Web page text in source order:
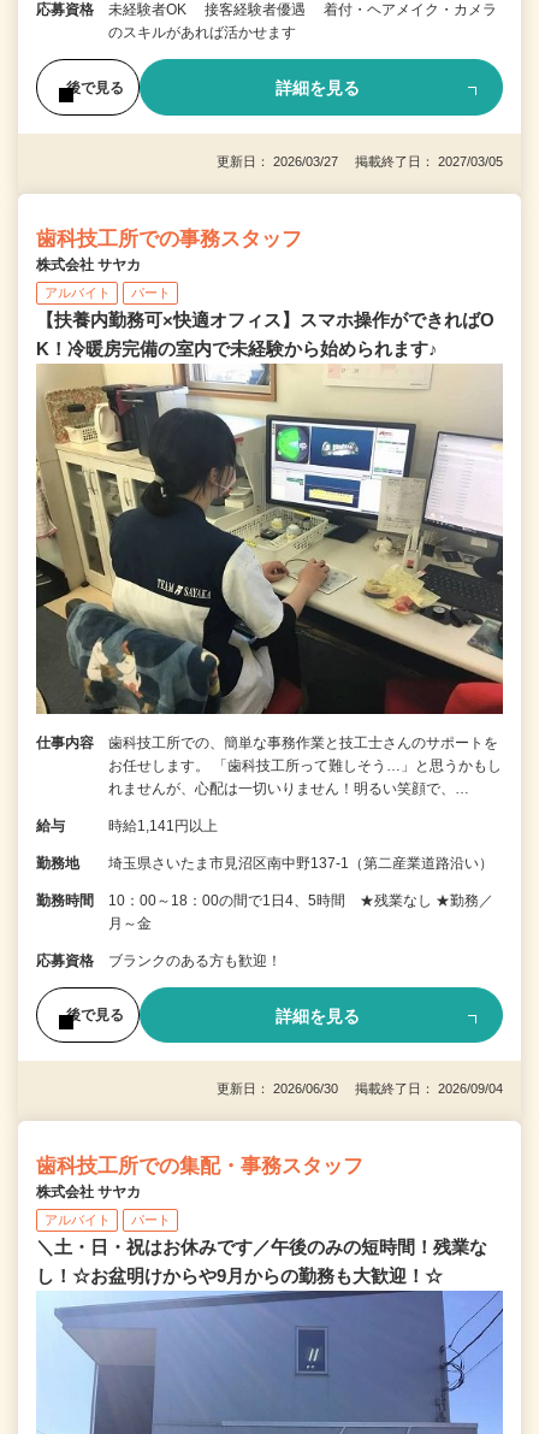
応募資格
未経験者OK 接客経験者優遇 着付・ヘアメイク・カメラ
のスキルがあれば活かせます
後で見る 詳細を見る
更新日： 2026/03/27 掲載終了日： 2027/03/05
歯科技工所での事務スタッフ
株式会社 サヤカ
アルバイト パート
【扶養内勤務可×快適オフィス】スマホ操作ができればO
K！冷暖房完備の室内で未経験から始められます♪
仕事内容
歯科技工所での、簡単な事務作業と技工士さんのサポートを
お任せします。 「歯科技工所って難しそう…」と思うかもし
れませんが、心配は一切いりません！明るい笑顔で、…
給与 時給1,141円以上
勤務地 埼玉県さいたま市見沼区南中野137-1（第二産業道路沿い）
勤務時間
10：00～18：00の間で1日4、5時間 ★残業なし ★勤務／
月～金
応募資格 ブランクのある方も歓迎！
後で見る 詳細を見る
更新日： 2026/06/30 掲載終了日： 2026/09/04
歯科技工所での集配・事務スタッフ
株式会社 サヤカ
アルバイト パート
＼土・日・祝はお休みです／午後のみの短時間！残業な
し！☆お盆明けからや9月からの勤務も大歓迎！☆